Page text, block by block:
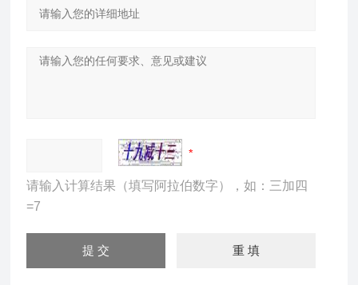
请输入计算结果（填写阿拉伯数字），如：三加四
=7